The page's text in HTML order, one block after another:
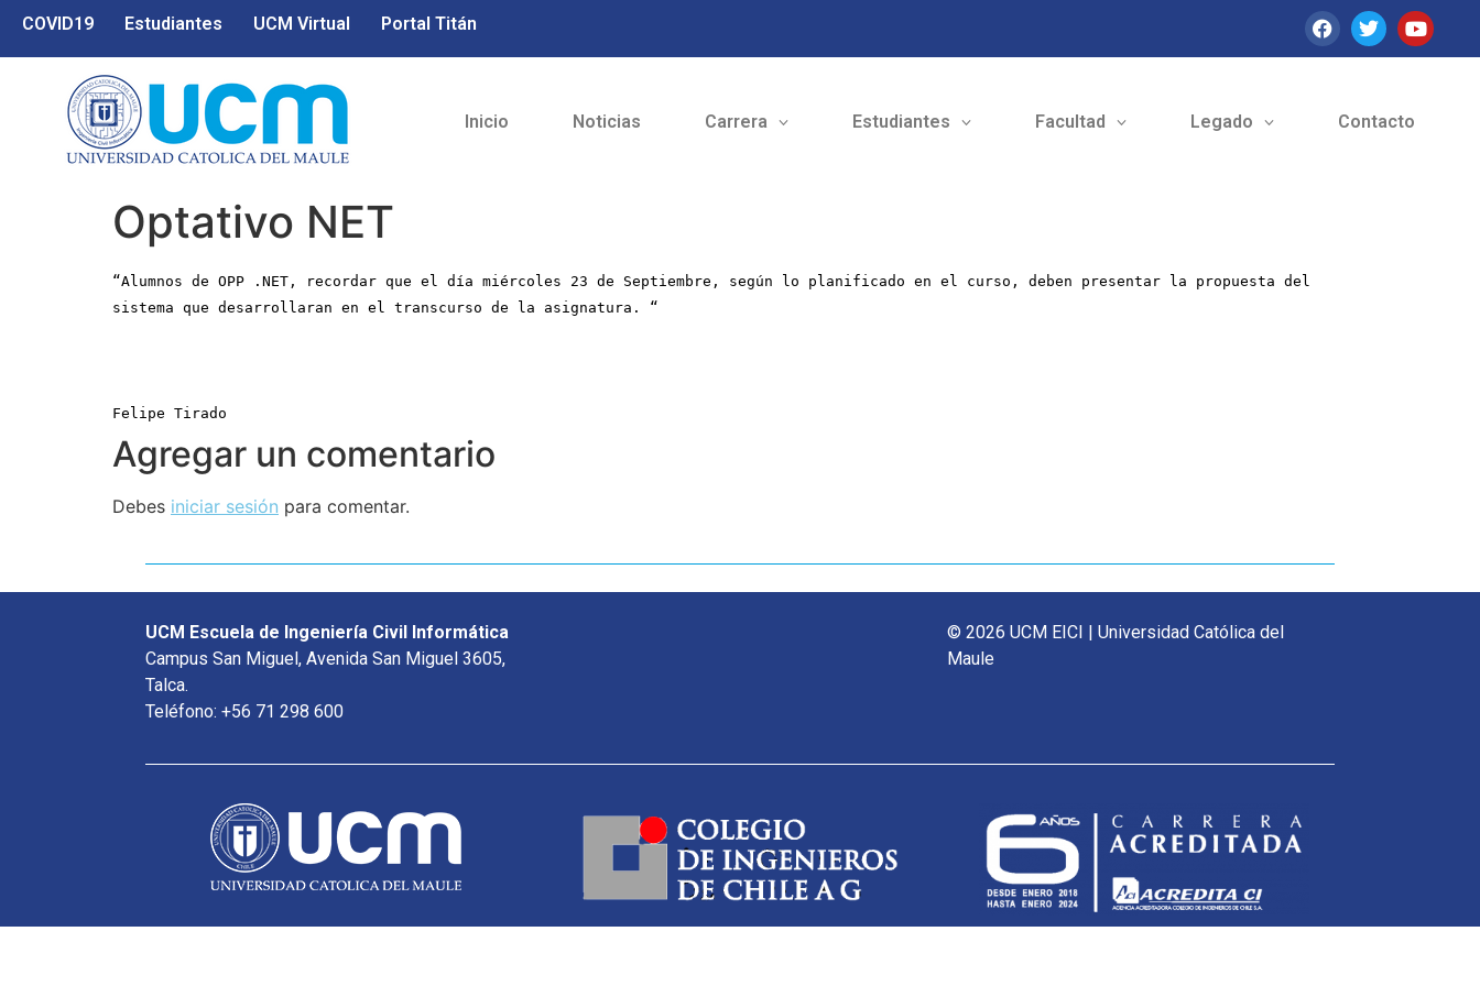
COVID19 Estudiantes UCM Virtual Portal Titán
Inicio Noticias Carrera Estudiantes Facultad Legado Contacto
Optativo NET
“Alumnos de OPP .NET, recordar que el día miércoles 23 de Septiembre, según lo planificado en el curso, deben presentar la propuesta del
sistema que desarrollaran en el transcurso de la asignatura. “
Felipe Tirado
Agregar un comentario
Debes iniciar sesión para comentar.
UCM Escuela de Ingeniería Civil Informática
Campus San Miguel, Avenida San Miguel 3605,
Talca.
Teléfono: +56 71 298 600
© 2026 UCM EICI | Universidad Católica del
Maule